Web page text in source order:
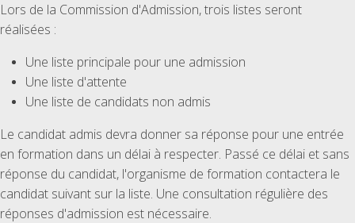
Lors de la Commission d'Admission, trois listes seront
réalisées :
Une liste principale pour une admission
Une liste d'attente
Une liste de candidats non admis
Le candidat admis devra donner sa réponse pour une entrée
en formation dans un délai à respecter. Passé ce délai et sans
réponse du candidat, l'organisme de formation contactera le
candidat suivant sur la liste. Une consultation régulière des
réponses d'admission est nécessaire.